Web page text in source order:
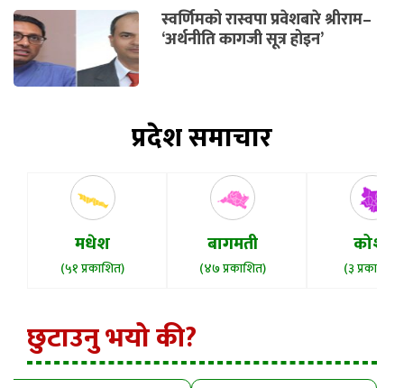
स्वर्णिमको रास्वपा प्रवेशबारे श्रीराम–
‘अर्थनीति कागजी सूत्र होइन’
प्रदेश समाचार
मधेश
(५१ प्रकाशित)
बागमती
(४७ प्रकाशित)
कोशी
(३ प्रकाशित)
छुटाउनु भयो की?